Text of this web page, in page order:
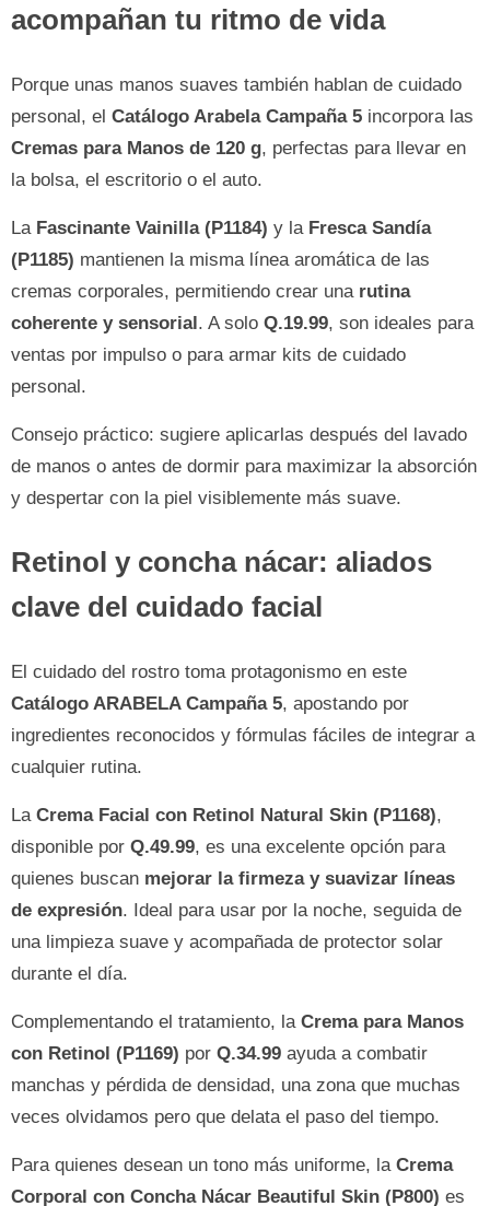
acompañan tu ritmo de vida
Porque unas manos suaves también hablan de cuidado
personal, el Catálogo Arabela Campaña 5 incorpora las
Cremas para Manos de 120 g, perfectas para llevar en
la bolsa, el escritorio o el auto.
La Fascinante Vainilla (P1184) y la Fresca Sandía
(P1185) mantienen la misma línea aromática de las
cremas corporales, permitiendo crear una rutina
coherente y sensorial. A solo Q.19.99, son ideales para
ventas por impulso o para armar kits de cuidado
personal.
Consejo práctico: sugiere aplicarlas después del lavado
de manos o antes de dormir para maximizar la absorción
y despertar con la piel visiblemente más suave.
Retinol y concha nácar: aliados
clave del cuidado facial
El cuidado del rostro toma protagonismo en este
Catálogo ARABELA Campaña 5, apostando por
ingredientes reconocidos y fórmulas fáciles de integrar a
cualquier rutina.
La Crema Facial con Retinol Natural Skin (P1168),
disponible por Q.49.99, es una excelente opción para
quienes buscan mejorar la firmeza y suavizar líneas
de expresión. Ideal para usar por la noche, seguida de
una limpieza suave y acompañada de protector solar
durante el día.
Complementando el tratamiento, la Crema para Manos
con Retinol (P1169) por Q.34.99 ayuda a combatir
manchas y pérdida de densidad, una zona que muchas
veces olvidamos pero que delata el paso del tiempo.
Para quienes desean un tono más uniforme, la Crema
Corporal con Concha Nácar Beautiful Skin (P800) es